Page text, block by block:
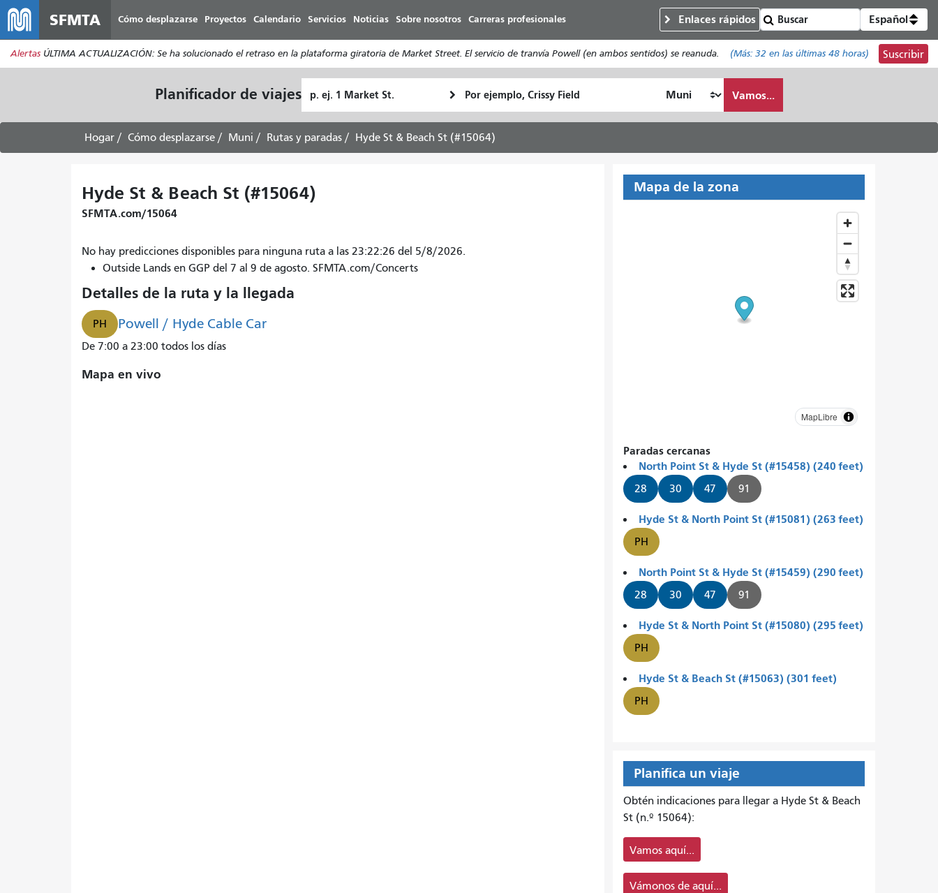
al
contenido
principal
SFMTA Cómo desplazarse Proyectos Calendario Servicios Noticias Sobre nosotros Carreras profesionales Enlaces rápidos Español
Alertas ÚLTIMA ACTUALIZACIÓN: Se ha solucionado el retraso en la plataforma giratoria de Market Street. El servicio de tranvía Powell (en ambos sentidos) se reanuda. (Más: 32 en las últimas 48 horas) Suscribir
Planificador de viajes de
partida
Cómo
quiero
Vamos...
Hogar Cómo desplazarse Muni Rutas y paradas Hyde St & Beach St (#15064)
Hyde St & Beach St (#15064)
SFMTA.com/15064
No hay predicciones disponibles para ninguna ruta a las 23:22:26 del 5/8/2026.
Outside Lands en GGP del 7 al 9 de agosto. SFMTA.com/Concerts
Detalles de la ruta y la llegada
PH Powell / Hyde Cable Car
De 7:00 a 23:00 todos los días
Mapa en vivo
Mapa de la zona
MapLibre
Paradas cercanas
North Point St & Hyde St (#15458) (240 feet)
28 30 47 91
Hyde St & North Point St (#15081) (263 feet)
PH
North Point St & Hyde St (#15459) (290 feet)
28 30 47 91
Hyde St & North Point St (#15080) (295 feet)
PH
Hyde St & Beach St (#15063) (301 feet)
PH
Planifica un viaje
Obtén indicaciones para llegar a Hyde St & Beach
St (n.º 15064):
Vamos aquí...
Vámonos de aquí...